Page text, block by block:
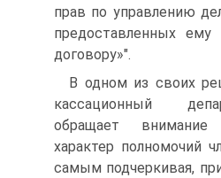
прав по управлению
предоставленных ему
договору»".
В одном из своих
кассационный
обращает
характер полномочий
самым подчеркивая,